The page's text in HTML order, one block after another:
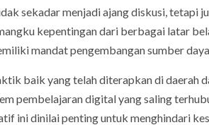
sekadar menjadi ajang diskusi, tetapi
kepentingan dari berbagai latar
mandat pengembangan sumber daya
baik yang telah diterapkan di daerah
pembelajaran digital yang saling
ini dinilai penting untuk menghindari